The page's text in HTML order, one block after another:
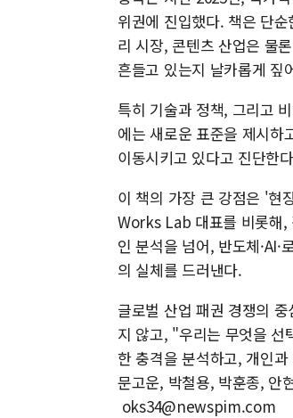
위권에 진입했다. 책은 단
리 시장, 콘텐츠 산업은 물
흔들고 있는지 날카롭게 짚
특히 기술과 정책, 그리고
에는 새로운 표준을 제시하
이동시키고 있다고 진단한
이 책의 가장 큰 강점은 '현
Works Lab 대표를 비롯해,
인 분석을 넘어, 반도체·AI·
의 실체를 드러낸다.
글로벌 산업 패권 경쟁의
지 않고, "우리는 무엇을 선
한 충격을 분석하고, 개인
문고운, 박철용, 박훈종, 안
oks34@newspim.com